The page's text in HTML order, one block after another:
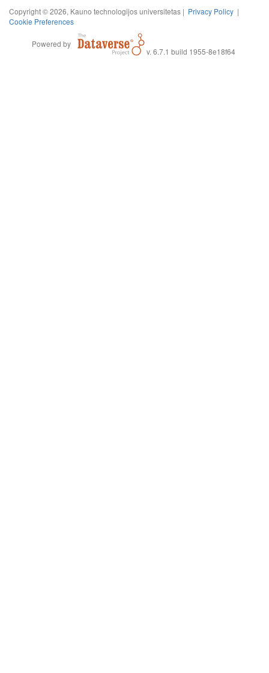
Copyright © 2026, Kauno technologijos universitetas | Privacy Policy |
Cookie Preferences
Powered by
v. 6.7.1 build 1955-8e18f64